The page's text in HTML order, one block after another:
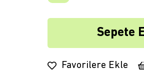
Favorilere Ekle